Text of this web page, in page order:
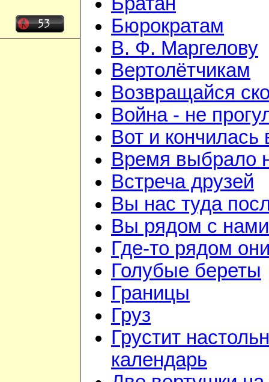
Бюрократам
В. Ф. Маргелову
Вертолётчикам
Возвращайся
Война - не
Вот и кончилась
Время выбрало
Встреча друзей
Вы нас туда
Вы рядом с нами
Где-то рядом
Голубые береты
Границы
Груз
Грустит
календарь